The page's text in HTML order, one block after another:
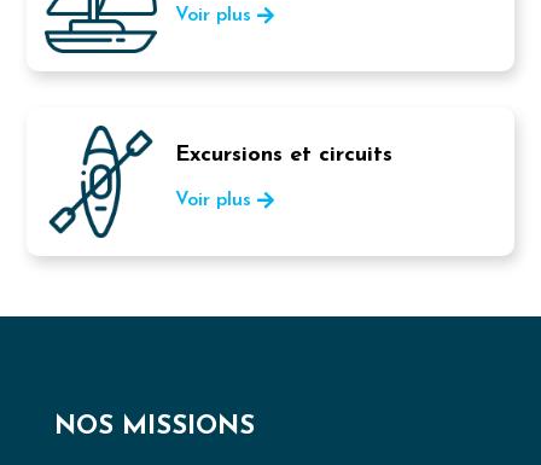
Voir plus
Excursions et circuits
Voir plus
NOS MISSIONS